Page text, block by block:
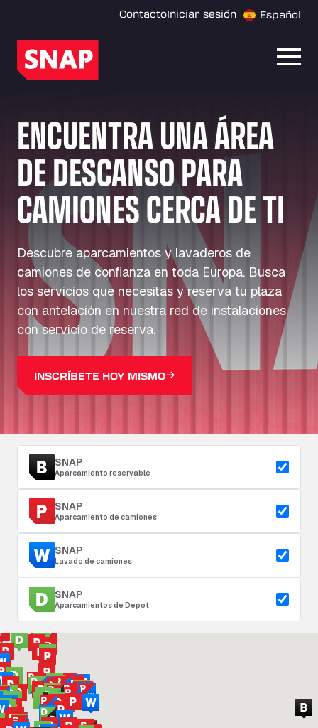
ContactoIniciar sesión Español
ENCUENTRA UNA ÁREA
DE DESCANSO PARA
CAMIONES CERCA DE TI
Descubre aparcamientos y lavaderos de
camiones de confianza en toda Europa. Busca
los servicios que necesitas y reserva tu plaza
con antelación en nuestra red de instalaciones
con servicio de reserva.
INSCRÍBETE HOY MISMO
SNAP
Aparcamiento reservable
SNAP
Aparcamiento de camiones
SNAP
Lavado de camiones
SNAP
Aparcamientos de Depot